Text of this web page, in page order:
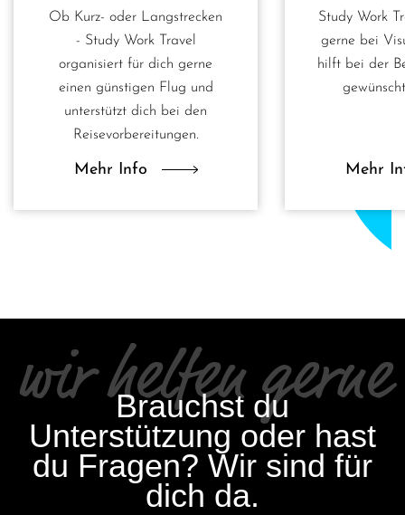
Freien machen dir nix aus.
Ob Kurz- oder Langstrecken
- Study Work Travel
organisiert für dich gerne
einen günstigen Flug und
unterstützt dich bei den
Reisevorbereitungen.
Mehr Info
Study Work
gerne bei
hilft bei der
Mehr
wir helfen gerne
Brauchst du
Unterstützung oder hast
du Fragen? Wir sind für
dich da.